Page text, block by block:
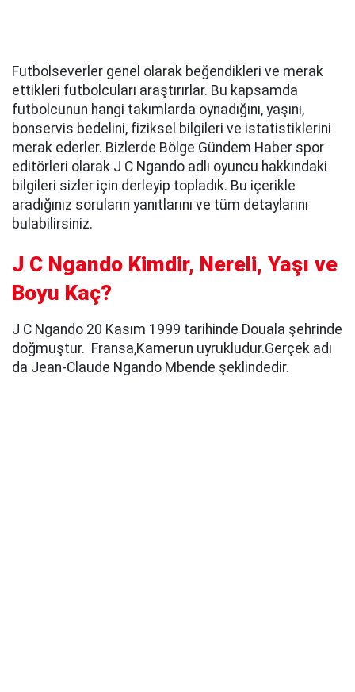
Futbolseverler genel olarak beğendikleri ve merak
ettikleri futbolcuları araştırırlar. Bu kapsamda
futbolcunun hangi takımlarda oynadığını, yaşını,
bonservis bedelini, fiziksel bilgileri ve istatistiklerini
merak ederler. Bizlerde Bölge Gündem Haber spor
editörleri olarak J C Ngando adlı oyuncu hakkındaki
bilgileri sizler için derleyip topladık. Bu içerikle
aradığınız soruların yanıtlarını ve tüm detaylarını
bulabilirsiniz.
J C Ngando Kimdir, Nereli, Yaşı ve
Boyu Kaç?
J C Ngando 20 Kasım 1999 tarihinde Douala şehrinde
doğmuştur. Fransa,Kamerun uyrukludur.Gerçek adı
da Jean-Claude Ngando Mbende şeklindedir.